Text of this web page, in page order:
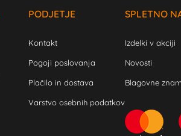
PODJETJE
Kontakt
Pogoji poslovanja
Plačilo in dostava
Varstvo osebnih podatkov
SPLETNO
Izdelki v akciji
Novosti
Blagovne